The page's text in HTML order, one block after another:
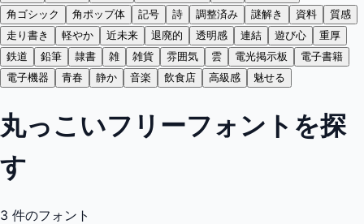
角ゴシック
角ポップ体 記号 詩 調整済み 謎解き 資料
質感
走り書き
軽やか 近未来 退廃的 透明感 連結 遊び心
重厚
鉄道
鉛筆 隷書 雑 雑貨 雰囲気 雲 電光掲示板
電子書籍
電子機器
青春 静か 音楽 飲食店 高級感 魅せる
丸っこいフリーフォントを探
す
3 件のフォント